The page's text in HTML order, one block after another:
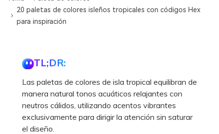
20 paletas de colores isleños tropicales con códigos Hex
para inspiración
TL;DR:
Las paletas de colores de isla tropical equilibran de
manera natural tonos acuáticos relajantes con
neutros cálidos, utilizando acentos vibrantes
exclusivamente para dirigir la atención sin saturar
el diseño.